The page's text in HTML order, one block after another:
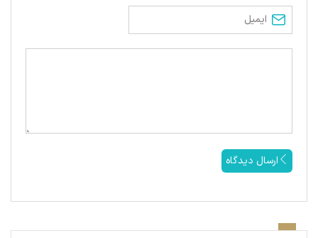
ارسال دیدگاه